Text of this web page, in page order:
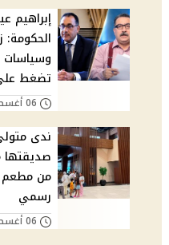
إبراهيم
الحكومة:
وسياسات
تضغط
06 أغسطس, 2026 09:25 م
ندى
صديقتها
من مطعم
رسمي
06 أغسطس, 2026 09:08 م